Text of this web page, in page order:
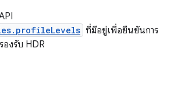
ที่มีอยู่เพื่อยืนยันการ
องรับ HDR